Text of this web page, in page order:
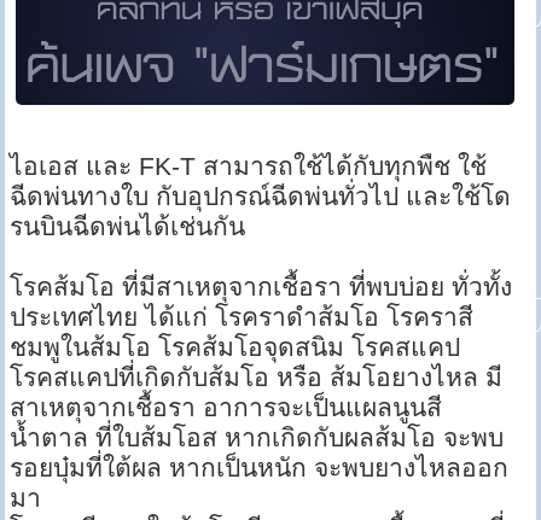
ไอเอส และ FK-T สามารถใช้ได้กับทุกพืช ใช้
ฉีดพ่นทางใบ กับอุปกรณ์ฉีดพ่นทั่วไป และใช้โด
รนบินฉีดพ่นได้เช่นกัน
โรคส้มโอ ที่มีสาเหตุจากเชื้อรา ที่พบบ่อย ทั่วทั้ง
ประเทศไทย ได้แก่ โรคราดำส้มโอ โรคราสี
ชมพูในส้มโอ โรคส้มโอจุดสนิม โรคสแคป
โรคสแคปที่เกิดกับส้มโอ หรือ ส้มโอยางไหล มี
สาเหตุจากเชื้อรา อาการจะเป็นแผลนูนสี
น้ำตาล ที่ใบส้มโอส หากเกิดกับผลส้มโอ จะพบ
รอยบุ๋มที่ใต้ผล หากเป็นหนัก จะพบยางไหลออก
มา